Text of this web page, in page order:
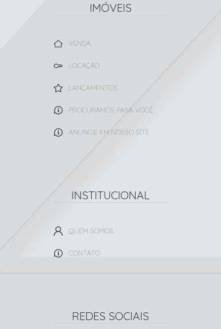
IMÓVEIS
VENDA
LOCAÇÃO
LANÇAMENTOS
PROCURAMOS PARA VOCÊ
ANUNCIE EM NOSSO SITE
INSTITUCIONAL
QUEM SOMOS
CONTATO
REDES SOCIAIS